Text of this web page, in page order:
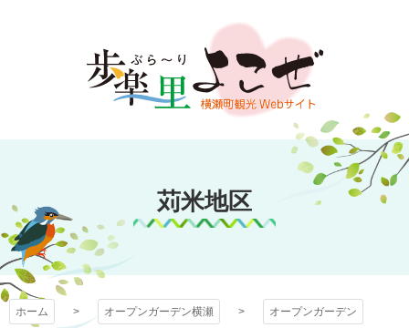
文
キ
プ
オープンガーデン
横瀬
苅米地区
ホーム オープンガーデン横瀬
オープンガーデン